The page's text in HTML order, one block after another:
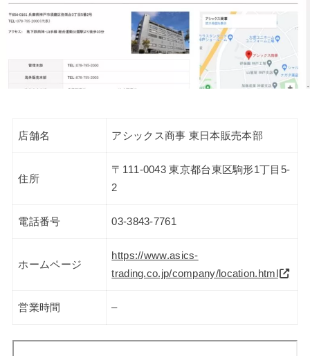
店舗名 アシックス商事 東日本販売本部
住所
〒111-0043 東京都台東区駒形1丁目5-
2
電話番号 03-3843-7761
ホームページ
https://www.asics-
trading.co.jp/company/location.html
営業時間 –